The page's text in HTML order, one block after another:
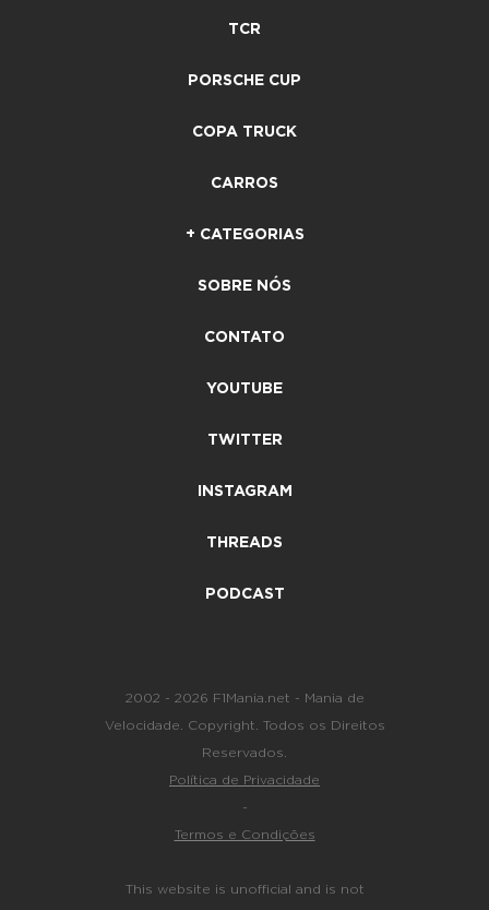
TCR
PORSCHE CUP
COPA TRUCK
CARROS
+ CATEGORIAS
SOBRE NÓS
CONTATO
YOUTUBE
TWITTER
INSTAGRAM
THREADS
PODCAST
2002 - 2026 F1Mania.net - Mania de
Velocidade. Copyright. Todos os Direitos
Reservados.
Política de Privacidade
-
Termos e Condições
This website is unofficial and is not